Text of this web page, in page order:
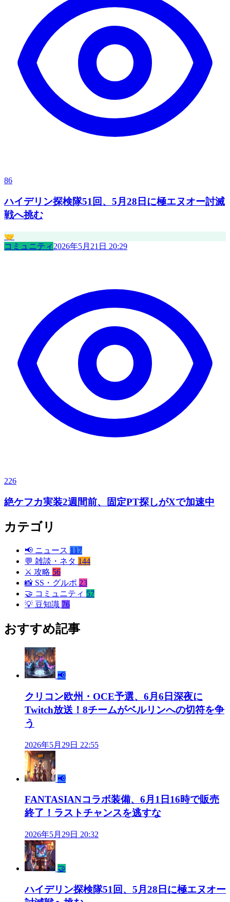
86
ハイデリン探検隊51回、5月28日に極エヌオー討滅
戦へ挑む
🤝
コミュニティ 2026年5月21日 20:29
226
絶ケフカ実装2週間前、固定PT探しがXで加速中
カテゴリ
📢 ニュース 117
💬 雑談・ネタ 144
⚔️ 攻略 56
📸 SS・グルポ 23
🤝 コミュニティ 57
💡 豆知識 76
おすすめ記事
📢
クリコン欧州・OCE予選、6月6日深夜に
Twitch放送！8チームがベルリンへの切符を争
う
2026年5月29日 22:55
📢
FANTASIANコラボ装備、6月1日16時で販売
終了！ラストチャンスを逃すな
2026年5月29日 20:32
🤝
ハイデリン探検隊51回、5月28日に極エヌオー